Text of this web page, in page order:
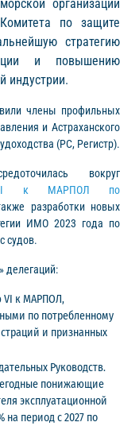
организации
по защите
стратегию
и повышению
индустрии.
члены профильных
и Астраханского
(РС, Регистр).
вокруг
VI к МАРПОЛ по
разработки новых
ИМО 2023 года по
судов.
делегаций:
VI к МАРПОЛ,
по потребленному
и признанных
Руководств.
понижающие
эксплуатационной
на период с 2027 по